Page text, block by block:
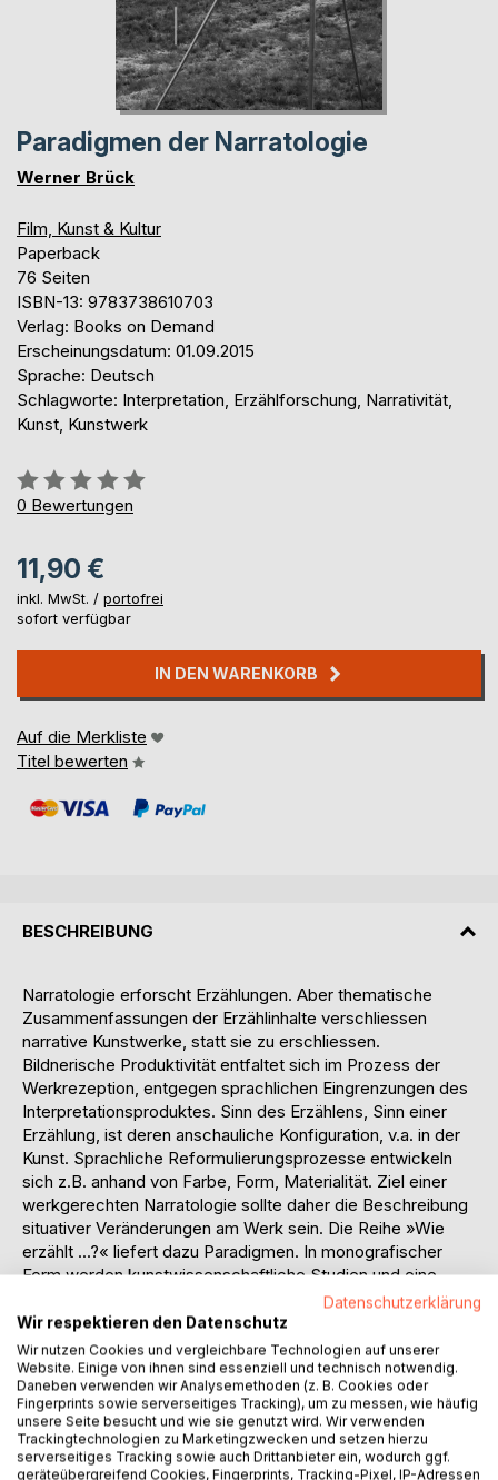
Paradigmen der Narratologie
Werner Brück
Film, Kunst & Kultur
Paperback
76 Seiten
ISBN-13: 9783738610703
Verlag: Books on Demand
Erscheinungsdatum: 01.09.2015
Sprache: Deutsch
Schlagworte: Interpretation, Erzählforschung, Narrativität,
Kunst, Kunstwerk
Bewertung::
0%
0 Bewertungen
11,90 €
inkl. MwSt. / portofrei
sofort verfügbar
IN DEN WARENKORB
Auf die Merkliste
Titel bewerten
BESCHREIBUNG
Narratologie erforscht Erzählungen. Aber thematische
Zusammenfassungen der Erzählinhalte verschliessen
narrative Kunstwerke, statt sie zu erschliessen.
Bildnerische Produktivität entfaltet sich im Prozess der
Werkrezeption, entgegen sprachlichen Eingrenzungen des
Interpretationsproduktes. Sinn des Erzählens, Sinn einer
Erzählung, ist deren anschauliche Konfiguration, v.a. in der
Kunst. Sprachliche Reformulierungsprozesse entwickeln
sich z.B. anhand von Farbe, Form, Materialität. Ziel einer
werkgerechten Narratologie sollte daher die Beschreibung
situativer Veränderungen am Werk sein. Die Reihe »Wie
erzählt ...?« liefert dazu Paradigmen. In monografischer
Form werden kunstwissenschaftliche Studien und eine
kontextbedingte Werkauswahl vorgestellt und
bildkünstlerische Erzählprozesse an Einzelbeschreibungen
detailliert: Terminologiebildung und -prüfung,
Interpretationsbeispiele, Feldforschung.
Wissenschaftstheoretischer Hintergrund, im ersten Band:
»Wechselseitige Erhellung der Künste« (Walzel) als
Strukturvergleich mit Begriffsweisen der
Datenschutzerklärung
Wir respektieren den Datenschutz
Wir nutzen Cookies und vergleichbare Technologien auf unserer
Website. Einige von ihnen sind essenziell und technisch notwendig.
Daneben verwenden wir Analysemethoden (z. B. Cookies oder
Fingerprints sowie serverseitiges Tracking), um zu messen, wie häufig
unsere Seite besucht und wie sie genutzt wird. Wir verwenden
Trackingtechnologien zu Marketingzwecken und setzen hierzu
serverseitiges Tracking sowie auch Drittanbieter ein, wodurch ggf.
geräteübergreifend Cookies, Fingerprints, Tracking-Pixel, IP-Adressen